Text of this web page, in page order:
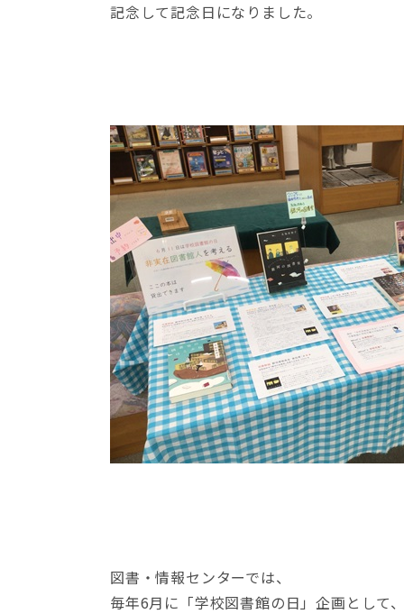
記念して記念日になりました。
図書・情報センターでは、
毎年6月に「学校図書館の日」企画として